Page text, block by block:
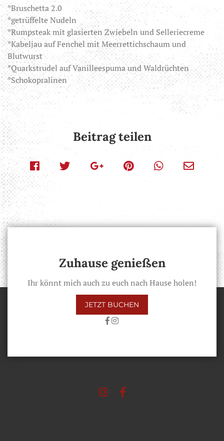
*Bruschetta 2.0
*getrüffelte Nudeln
*Rumpsteak mit glasierten Zwiebeln und Selleriecreme
*Kabeljau auf Fenchel mit Meerrettichschaum und
Blutwurst
*Quarkstrudel auf Vanilleespuma und Waldrüchten
*Schokopralinen
Beitrag teilen
Zuhause genießen
Ihr könnt mich auch zu euch nach Hause holen!
JETZT BUCHEN